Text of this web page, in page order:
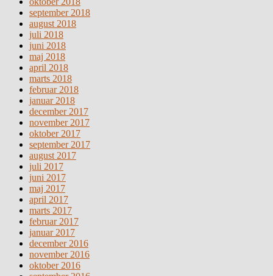
september 2018
august 2018
juli 2018
juni 2018
maj 2018
april 2018
marts 2018
februar 2018
januar 2018
december 2017
november 2017
oktober 2017
september 2017
august 2017
juli 2017
juni 2017
maj 2017
april 2017
marts 2017
februar 2017
januar 2017
december 2016
november 2016
oktober 2016